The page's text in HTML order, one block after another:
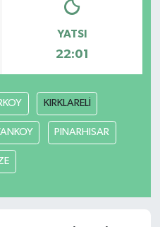
YATSI
22:01
KIRKLARELİ
PINARHISAR